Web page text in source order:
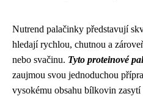
Nutrend palačinky představují
hledají rychlou, chutnou a
nebo svačinu. Tyto proteinové
zaujmou svou jednoduchou
vysokému obsahu bílkovin